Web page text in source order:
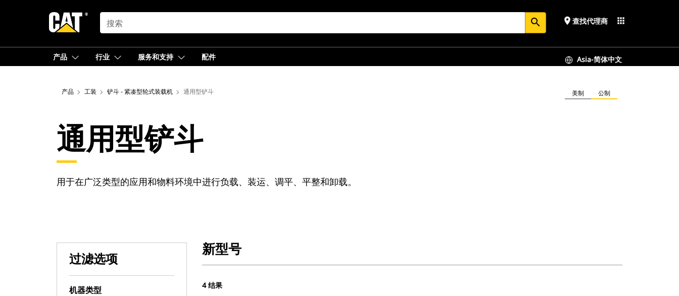
SEARCH search place 查找代理商 apps
产品 行业 服务和支持 配件 Asia-简体中文
产品 工装 铲斗 - 紧凑型轮式装载机 通用型铲斗 美制 公制
通用型铲斗
用于在广泛类型的应用和物料环境中进行负载、装运、调平、平整和卸载。
过滤选项
机器类型
新型号
4 结果